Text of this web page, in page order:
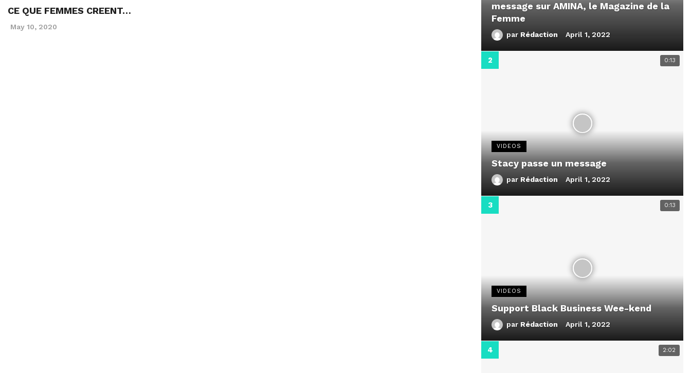
CE QUE FEMMES CREENT…
May 10, 2020
message sur AMINA, le Magazine de la
Femme
par Rédaction April 1, 2022
0:13
VIDEOS
Stacy passe un message
par Rédaction April 1, 2022
0:13
VIDEOS
Support Black Business Wee-kend
par Rédaction April 1, 2022
2:02